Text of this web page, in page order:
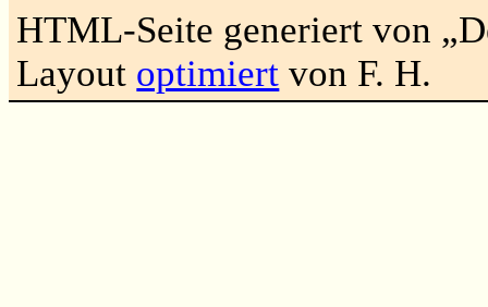
HTML-Seite generiert von
Layout optimiert von F. H.